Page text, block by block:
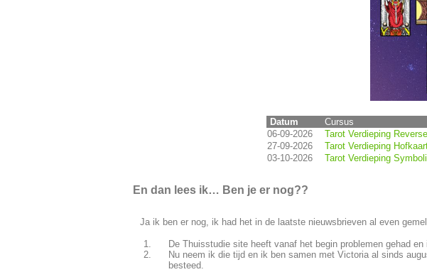
Datum Cursus
06-09-2026
Tarot Verdieping
27-09-2026
Tarot Verdieping
03-10-2026
Tarot Verdieping
En dan lees ik… Ben je er nog??
Ja ik ben er nog, ik had het in de laatste nieuwsbrieven al even
De Thuisstudie site heeft vanaf het begin problemen gehad
Nu neem ik die tijd en ik ben samen met Victoria al sinds
besteed.